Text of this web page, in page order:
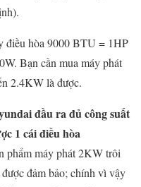
điều hòa 9000 BTU = 1HP
Bạn cần mua máy phát
2.4KW là được.
đầu ra đủ công suất
1 cái điều hòa
phẩm máy phát 2KW trôi
đảm bảo; chính vì vậy